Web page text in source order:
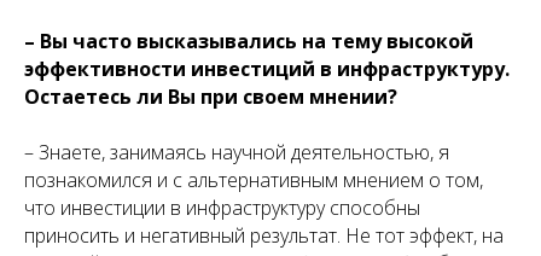
– Вы часто высказывались на тему высокой
эффективности инвестиций в инфраструктуру.
Остаетесь ли Вы при своем мнении?
– Знаете, занимаясь научной деятельностью, я
познакомился и с альтернативным мнением о том,
что инвестиции в инфраструктуру способны
приносить и негативный результат. Не тот эффект, на